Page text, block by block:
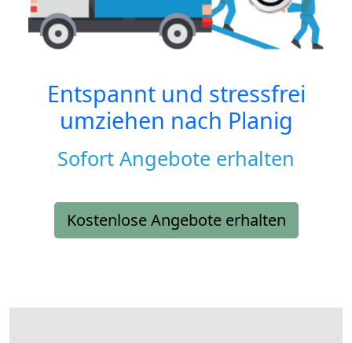
Entspannt und stressfrei
umziehen nach Planig
Sofort Angebote erhalten
Kostenlose Angebote erhalten